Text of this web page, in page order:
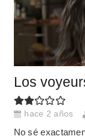
Los
hace 2 años
No sé